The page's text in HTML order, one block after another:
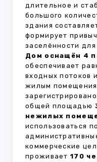
длительное и
большого
здания
формирует
заселённости
Дом оснащён 4
обеспечивает
входных потоков
жилым
зарегистрировано
общей площадью
нежилых
использоваться
коммерческие
проживает 170